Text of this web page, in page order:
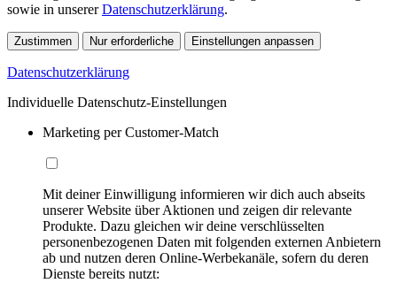
sowie in unsererDatenschutzerklärung.
Zustimmen Nur erforderliche Einstellungen anpassen
Datenschutzerklärung
Individuelle Datenschutz-Einstellungen
Marketing per Customer-Match
Mit deiner Einwilligung informieren wir dich auch abseits
unserer Website über Aktionen und zeigen dir relevante
Produkte. Dazu gleichen wir deine verschlüsselten
personenbezogenen Daten mit folgenden externen Anbietern
ab und nutzen deren Online-Werbekanäle, sofern du deren
Dienste bereits nutzt: